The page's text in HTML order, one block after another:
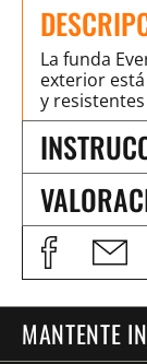
La funda
exterior
y
MANTENTE